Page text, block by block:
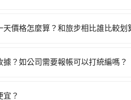
分鐘出站、等待車站前排班的計
，而且更會額外浪費64分鐘在轉乘
完iRent的app後，可以每小時
、Vios這類乘坐體驗較差的車款
卻偏偏找不到停車位，對於急著
天價格怎麼算？和旅步相比誰比較划
所不同。另外，計程車包車價格
據？如公司需要報帳可以打統編嗎？
公司的抬頭與統編，可向國稅局
宜？